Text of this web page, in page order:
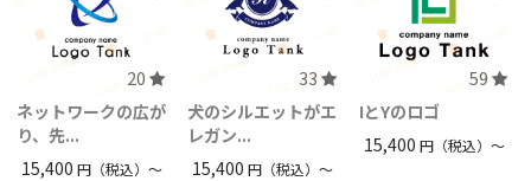
20
ネットワークの広が
り、先...
15,400 円（税込）〜
33
犬のシルエットがエ
レガン...
15,400円（税込）〜
59
IとYのロゴ
15,400 円（税込）〜